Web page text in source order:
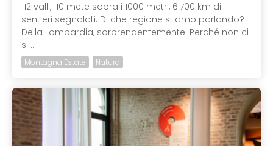
112 valli, 110 mete sopra i 1000 metri, 6.700 km di
sentieri segnalati. Di che regione stiamo parlando?
Della Lombardia, sorprendentemente. Perché non ci
si ...
Montagna Estate Natura